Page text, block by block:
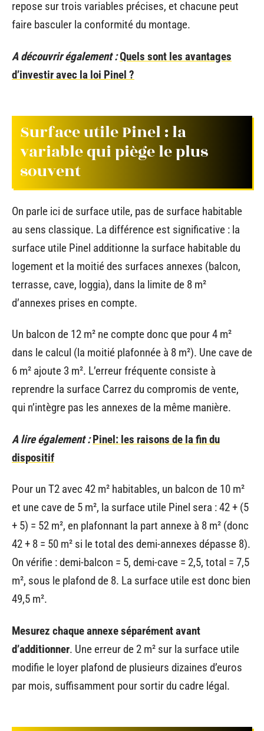
repose sur trois variables précises, et chacune peut
faire basculer la conformité du montage.
A découvrir également :Quels sont les avantages
d’investir avec la loi Pinel ?
Surface utile Pinel : la
variable qui piège le plus
souvent
On parle ici de surface utile, pas de surface habitable
au sens classique. La différence est significative : la
surface utile Pinel additionne la surface habitable du
logement et la moitié des surfaces annexes (balcon,
terrasse, cave, loggia), dans la limite de 8 m²
d’annexes prises en compte.
Un balcon de 12 m² ne compte donc que pour 4 m²
dans le calcul (la moitié plafonnée à 8 m²). Une cave de
6 m² ajoute 3 m². L’erreur fréquente consiste à
reprendre la surface Carrez du compromis de vente,
qui n’intègre pas les annexes de la même manière.
A lire également : Pinel: les raisons de la fin du
dispositif
Pour un T2 avec 42 m² habitables, un balcon de 10 m²
et une cave de 5 m², la surface utile Pinel sera : 42 + (5
+ 5) = 52 m², en plafonnant la part annexe à 8 m² (donc
42 + 8 = 50 m² si le total des demi-annexes dépasse 8).
On vérifie : demi-balcon = 5, demi-cave = 2,5, total = 7,5
m², sous le plafond de 8. La surface utile est donc bien
49,5 m².
Mesurez chaque annexe séparément avant
d’additionner. Une erreur de 2 m² sur la surface utile
modifie le loyer plafond de plusieurs dizaines d’euros
par mois, suffisamment pour sortir du cadre légal.